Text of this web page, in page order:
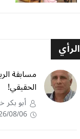
الرأي
مسابقة
الحقيقي!
أبو بكر
08/06